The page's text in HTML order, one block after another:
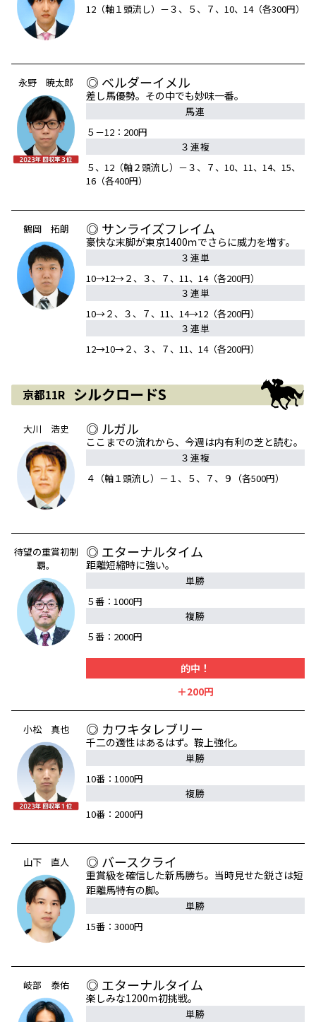
12（軸１頭流し）－３、５、７、10、14（各300円）
永野 暁太郎 ◎ ベルダーイメル
差し馬優勢。その中でも妙味一番。
馬連
５－12：200円
３連複
５、12（軸２頭流し）－３、７、10、11、14、15、
16（各400円）
鶴岡 拓朗 ◎ サンライズフレイム
豪快な末脚が東京1400ｍでさらに威力を増す。
３連単
10→12→２、３、７、11、14（各200円）
３連単
10→２、３、７、11、14→12（各200円）
３連単
12→10→２、３、７、11、14（各200円）
京都11R シルクロードS
大川 浩史 ◎ ルガル
ここまでの流れから、今週は内有利の芝と読む。
３連複
４（軸１頭流し）－１、５、７、９（各500円）
待望の重賞初制
覇。
◎ エターナルタイム
距離短縮時に強い。
単勝
５番：1000円
複勝
５番：2000円
的中！
＋200円
小松 真也 ◎ カワキタレブリー
千二の適性はあるはず。鞍上強化。
単勝
10番：1000円
複勝
10番：2000円
山下 直人 ◎ バースクライ
重賞級を確信した新馬勝ち。当時見せた鋭さは短
距離馬特有の脚。
単勝
15番：3000円
岐部 泰佑 ◎ エターナルタイム
楽しみな1200ｍ初挑戦。
単勝